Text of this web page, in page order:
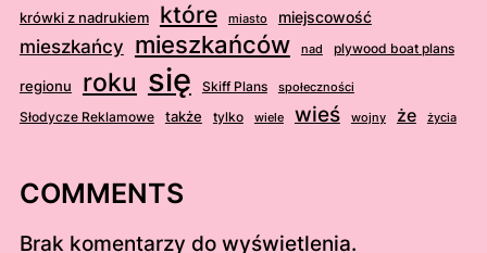
krówki z nadrukiem które miasto miejscowość
mieszkańcy mieszkańców nad plywood boat plans
regionu roku się Skiff Plans społeczności
Słodycze Reklamowe także tylko wiele wieś wojny że życia
COMMENTS
Brak komentarzy do wyświetlenia.